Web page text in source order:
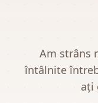
Am strâns
întâlnite
ați